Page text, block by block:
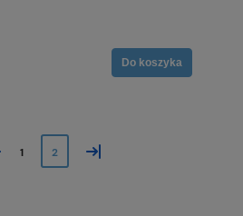
Do koszyka
1 2 »